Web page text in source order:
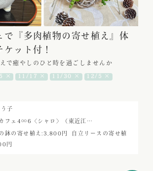
で『多肉植物の寄せ植え』体
ット付！
で癒やしのひと時を過ごしませんか
× 11/17 × 11/30 × 12/5 ×
子
フェ4∞6〈シャロ〉（東近江…
鉢の寄せ植え:3,800円
自立リースの寄せ植
円